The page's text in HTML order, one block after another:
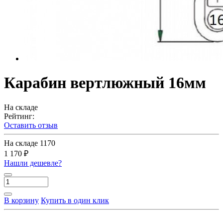
Карабин вертлюжный 16мм
На складе
Рейтинг:
Оставить отзыв
На складе 1170
1 170 ₽
Нашли дешевле?
В корзину Купить в один клик